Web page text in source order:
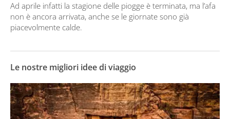
Ad aprile infatti la stagione delle piogge è terminata, ma l’afa
non è ancora arrivata, anche se le giornate sono già
piacevolmente calde.
Le nostre migliori idee di viaggio